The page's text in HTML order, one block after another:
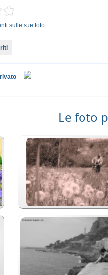
sulle sue foto
Le foto